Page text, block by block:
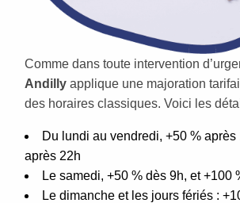
Comme dans toute intervention
Andilly applique une majoration
des horaires classiques. Voici les
Du lundi au vendredi, +50 % après
après 22h
Le samedi, +50 % dès 9h, et +100
Le dimanche et les jours fériés :